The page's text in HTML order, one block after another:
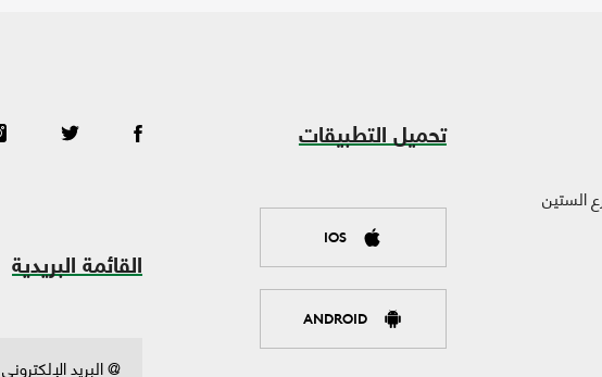
الستين
تحميل التطبيقات
IOS
ANDROID
القائمة البريدية